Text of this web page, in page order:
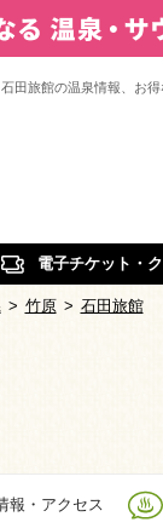
石田旅館の温泉情報、お
電子チケット・
> 竹原 > 石田旅館
報・アクセス